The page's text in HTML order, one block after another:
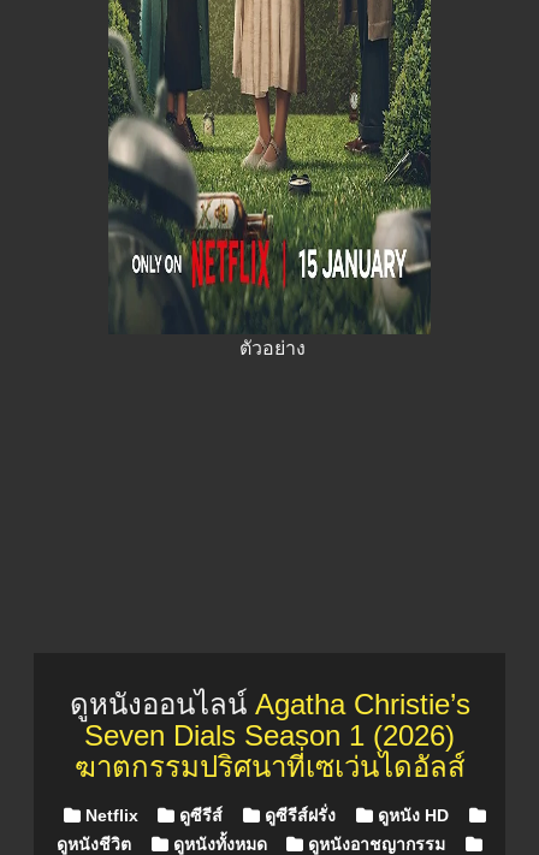
ตัวอย่าง
ดูหนังออนไลน์ Agatha Christie’s
Seven Dials Season 1 (2026)
ฆาตกรรมปริศนาที่เซเว่นไดอัลส์
Posted in
Netflix ดูซีรีส์ ดูซีรีส์ฝรั่ง
ดูหนัง HD
ดูหนังชีวิต
ดูหนังทั้งหมด
ดูหนังอาชญากรรม